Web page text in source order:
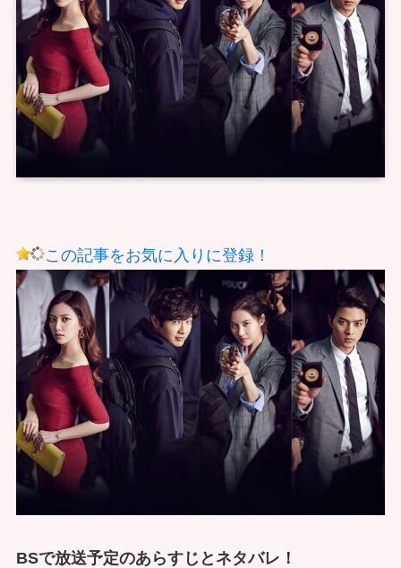
この記事をお気に入りに登録！
BSで放送予定のあらすじとネタバレ！